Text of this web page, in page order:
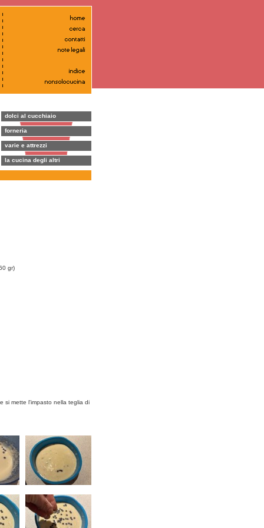
dolci al cucchiaio
forneria
varie e attrezzi
la cucina degli altri
gr)
si mette l'impasto nella teglia di